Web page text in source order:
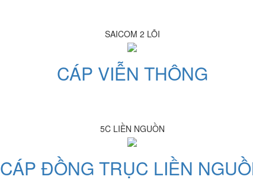
SAICOM 2 LÕI
CÁP VIỄN THÔNG
5C LIỀN NGUỒN
CÁP ĐỒNG TRỤC LIỀN